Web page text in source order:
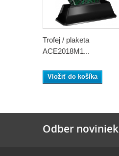
Trofej / plaketa
ACE2018M1...
Vložiť do košíka
Odber noviniek